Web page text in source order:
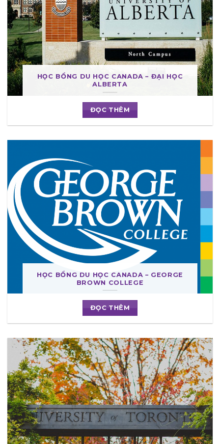
HỌC BỔNG DU HỌC CANADA – ĐẠI HỌC
ALBERTA
ĐỌC THÊM
HỌC BỔNG DU HỌC CANADA – GEORGE
BROWN COLLEGE
ĐỌC THÊM